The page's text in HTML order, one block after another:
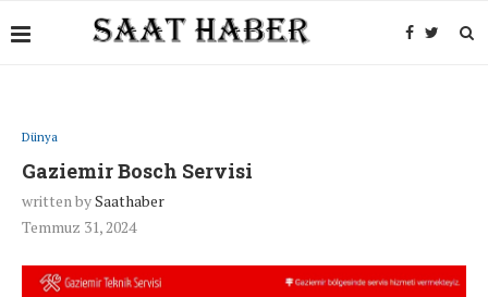
Dünya
Gaziemir Bosch Servisi
written bySaathaber
Temmuz 31, 2024